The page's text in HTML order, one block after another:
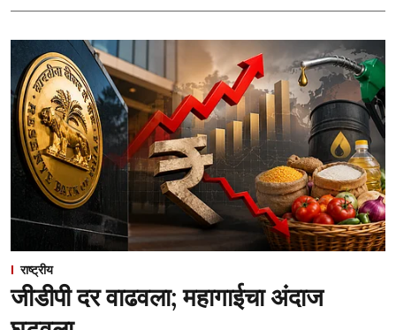
राष्ट्रीय
जीडीपी दर वाढवला; महागाईचा अंदाज